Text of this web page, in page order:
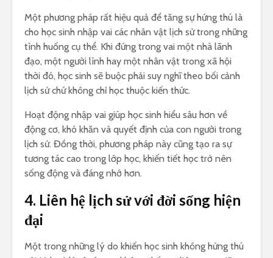
Một phương pháp rất hiệu quả để tăng sự hứng thú là
cho học sinh nhập vai các nhân vật lịch sử trong những
tình huống cụ thể. Khi đứng trong vai một nhà lãnh
đạo, một người lính hay một nhân vật trong xã hội
thời đó, học sinh sẽ buộc phải suy nghĩ theo bối cảnh
lịch sử chứ không chỉ học thuộc kiến thức.
Hoạt động nhập vai giúp học sinh hiểu sâu hơn về
động cơ, khó khăn và quyết định của con người trong
lịch sử. Đồng thời, phương pháp này cũng tạo ra sự
tương tác cao trong lớp học, khiến tiết học trở nên
sống động và đáng nhớ hơn.
4. Liên hệ lịch sử với đời sống hiện
đại
Một trong những lý do khiến học sinh không hứng thú